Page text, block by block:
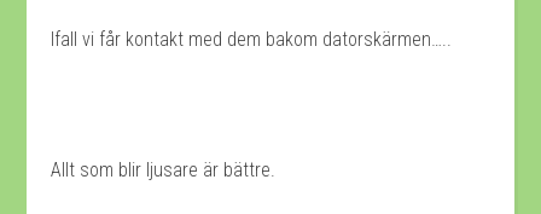
Ifall vi får kontakt med dem bakom datorskärmen…..
Allt som blir ljusare är bättre.